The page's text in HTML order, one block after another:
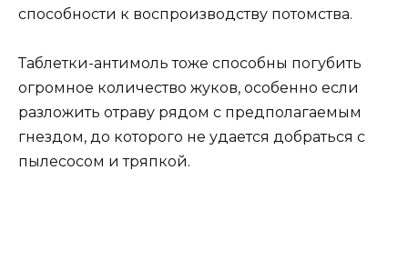
способности к воспроизводству потомства.
Таблетки-антимоль тоже способны погубить
огромное количество жуков, особенно если
разложить отраву рядом с предполагаемым
гнездом, до которого не удается добраться с
пылесосом и тряпкой.